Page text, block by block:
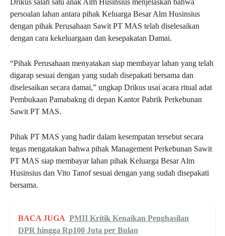
persoalan lahan antara pihak Keluarga Besar Alm Husinsius
dengan pihak Perusahaan Sawit PT MAS telah diselesaikan
dengan cara kekeluargaan dan kesepakatan Damai.
“Pihak Perusahaan menyatakan siap membayar lahan yang telah
digarap sesuai dengan yang sudah disepakati bersama dan
diselesaikan secara damai,” ungkap Drikus usai acara ritual adat
Pembukaan Pamabakng di depan Kantor Pabrik Perkebunan
Sawit PT MAS.
Pihak PT MAS yang hadir dalam kesempatan tersebut secara
tegas mengatakan bahwa pihak Management Perkebunan Sawit
PT MAS siap membayar lahan pihak Keluarga Besar Alm
Husinsius dan Vito Tanof sesuai dengan yang sudah disepakati
bersama.
BACA JUGA PMII Kritik Kenaikan Penghasilan
DPR hingga Rp100 Juta per Bulan